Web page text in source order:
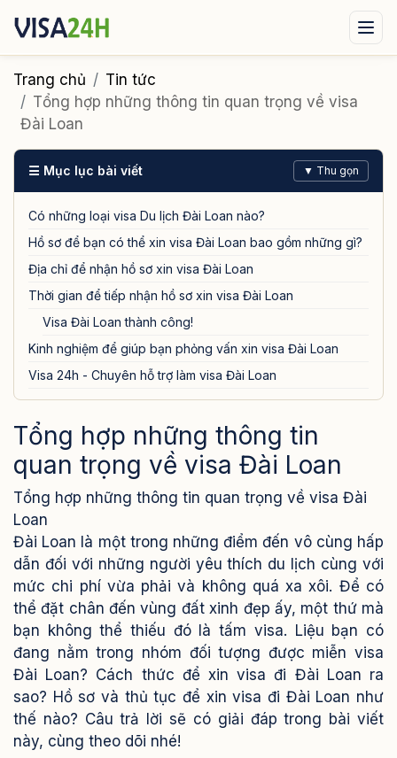
Visa xuất cảnh
Tin tức
Tư vấn ngay qua Zalo
Trang chủ
Tin tức
Tổng hợp những thông tin quan trọng về visa
Đài Loan
☰ Mục lục bài viết ▼ Thu gọn
Có những loại visa Du lịch Đài Loan nào?
Hồ sơ để bạn có thể xin visa Đài Loan bao gồm những gì?
Địa chỉ để nhận hồ sơ xin visa Đài Loan
Thời gian để tiếp nhận hồ sơ xin visa Đài Loan
Visa Đài Loan thành công!
Kinh nghiệm để giúp bạn phỏng vấn xin visa Đài Loan
Visa 24h - Chuyên hỗ trợ làm visa Đài Loan
Tổng hợp những thông tin
quan trọng về visa Đài Loan
Tổng hợp những thông tin quan trọng về visa Đài
Loan
Đài Loan là một trong những điểm đến vô cùng hấp
dẫn đối với những người yêu thích du lịch cùng với
mức chi phí vừa phải và không quá xa xôi. Để có
thể đặt chân đến vùng đất xinh đẹp ấy, một thứ mà
bạn không thể thiếu đó là tấm visa. Liệu bạn có
đang nằm trong nhóm đối tượng được miễn visa
Đài Loan? Cách thức để xin visa đi Đài Loan ra
sao? Hồ sơ và thủ tục để xin visa đi Đài Loan như
thế nào? Câu trả lời sẽ có giải đáp trong bài viết
này, cùng theo dõi nhé!